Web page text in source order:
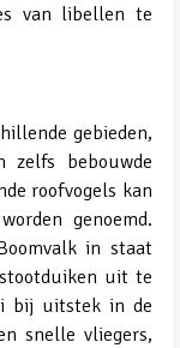
van libellen te
gebieden,
zelfs bebouwde
roofvogels kan
genoemd.
in staat
uit te
bij uitstek in de
snelle vliegers,